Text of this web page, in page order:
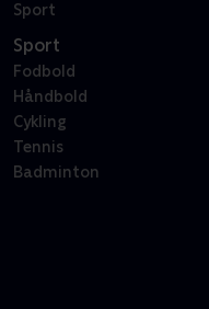
Sport
Sport
Fodbold
Håndbold
Cykling
Tennis
Badminton